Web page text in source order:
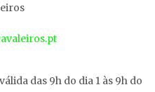
das 9h do dia 1 às 9h do